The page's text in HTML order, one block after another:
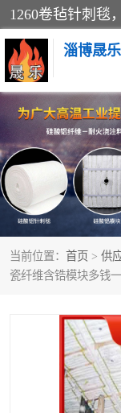
淄博晟
当前位置： 首页 > 供
瓷纤维含锆模块多钱
硅酸铝挡渣棉
硅酸铝挡火板
含锆毯
硅酸铝散棉
硅酸铝纤维毡
硅酸铝保温棉